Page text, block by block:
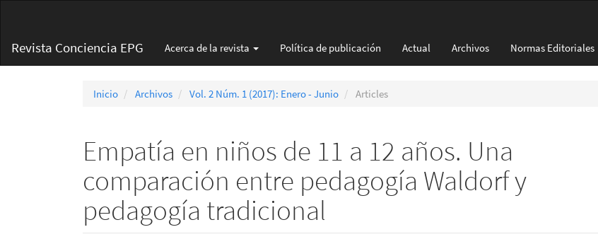
principal
Barra
Revista Conciencia EPG Acerca de la revista Política de publicación Actual Archivos Normas Editoriales
Inicio Archivos Vol. 2 Núm. 1 (2017): Enero - Junio Articles
Empatía en niños de 11 a 12 años. Una
comparación entre pedagogía Waldorf y
pedagogía tradicional